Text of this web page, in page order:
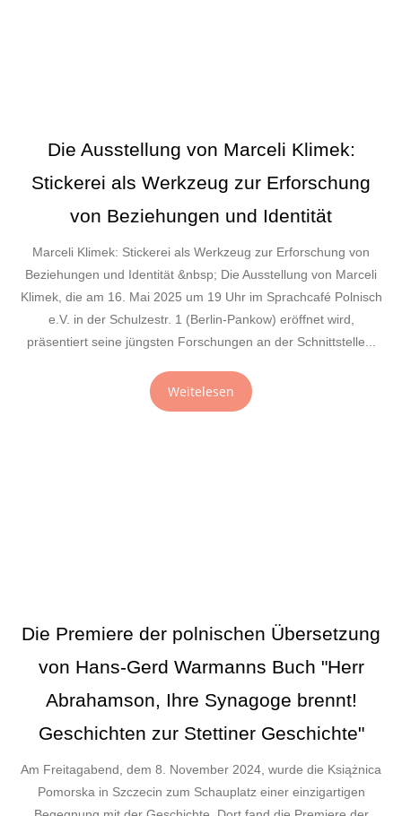
Die Ausstellung von Marceli Klimek:
Stickerei als Werkzeug zur Erforschung
von Beziehungen und Identität
Marceli Klimek: Stickerei als Werkzeug zur Erforschung von
Beziehungen und Identität &nbsp; Die Ausstellung von Marceli
Klimek, die am 16. Mai 2025 um 19 Uhr im Sprachcafé Polnisch
e.V. in der Schulzestr. 1 (Berlin-Pankow) eröffnet wird,
präsentiert seine jüngsten Forschungen an der Schnittstelle...
Weitelesen
Die Premiere der polnischen Übersetzung
von Hans-Gerd Warmanns Buch "Herr
Abrahamson, Ihre Synagoge brennt!
Geschichten zur Stettiner Geschichte"
Am Freitagabend, dem 8. November 2024, wurde die Książnica
Pomorska in Szczecin zum Schauplatz einer einzigartigen